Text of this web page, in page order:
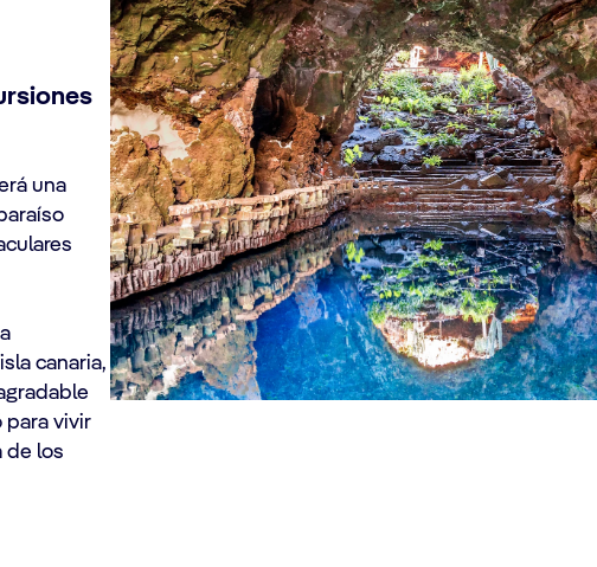
una
canaria,
para vivir
de los